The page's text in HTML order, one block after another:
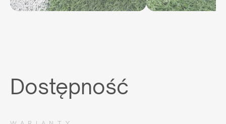
Dostępność